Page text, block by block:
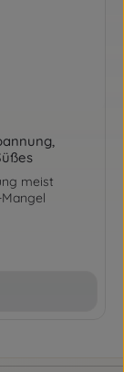
meist
ZISemen